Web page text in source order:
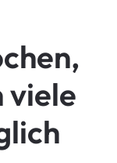
viele